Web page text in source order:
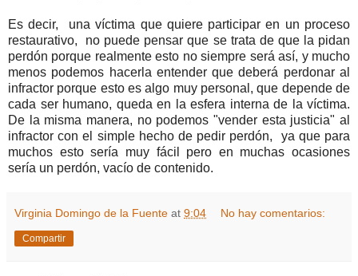
Es decir, una víctima que quiere participar en un proceso
restaurativo, no puede pensar que se trata de que la pidan
perdón porque realmente esto no siempre será así, y mucho
menos podemos hacerla entender que deberá perdonar al
infractor porque esto es algo muy personal, que depende de
cada ser humano, queda en la esfera interna de la víctima.
De la misma manera, no podemos "vender esta justicia" al
infractor con el simple hecho de pedir perdón, ya que para
muchos esto sería muy fácil pero en muchas ocasiones
sería un perdón, vacío de contenido.
Virginia Domingo de la Fuente at 9:04 No hay comentarios:
Compartir